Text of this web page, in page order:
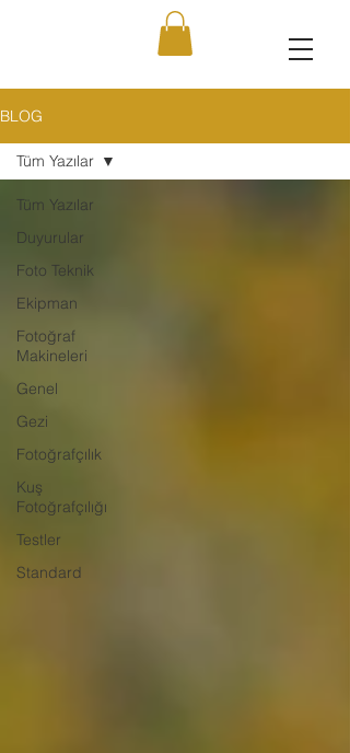
BLOG
Tüm Yazılar
Duyurular
Foto Teknik
Ekipman
Fotoğraf
Makineleri
Genel
Gezi
Fotoğrafçılık
Kuş
Fotoğrafçılığı
Testler
Standard
Tüm Yazılar